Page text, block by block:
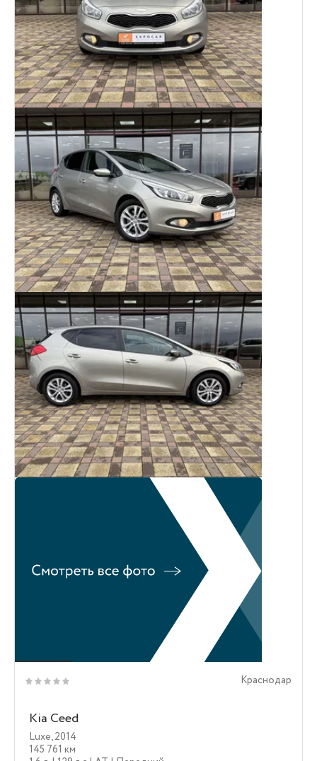
Краснодар
Kia Ceed
Luxe,2014
145 761 км